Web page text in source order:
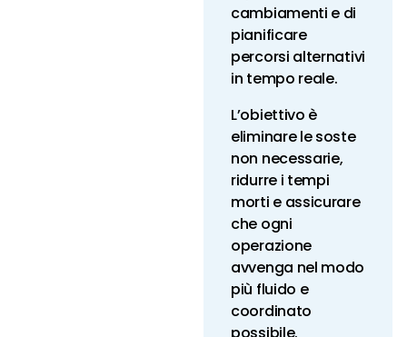
cambiamenti e di
pianificare
percorsi alternativi
in tempo reale.
L’obiettivo è
eliminare le soste
non necessarie,
ridurre i tempi
morti e assicurare
che ogni
operazione
avvenga nel modo
più fluido e
coordinato